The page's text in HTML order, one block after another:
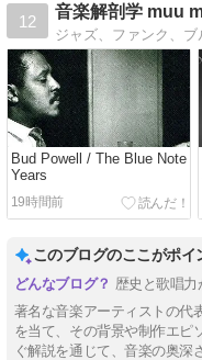
12
音楽解剖学 muu
Bud Powell / The Blue Note
Years
19時間前
このブログのここがポイ
歴史と歌唱
著名な音楽アーティストの代
を当て、その背景や制作エピ
ぐ解説を通じて、音楽の奥深